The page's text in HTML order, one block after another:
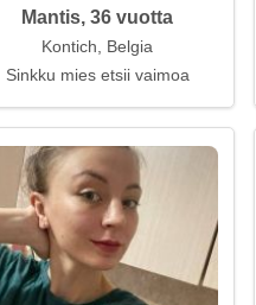
Mantis, 36 vuotta
Kontich, Belgia
Sinkku mies etsii vaimoa